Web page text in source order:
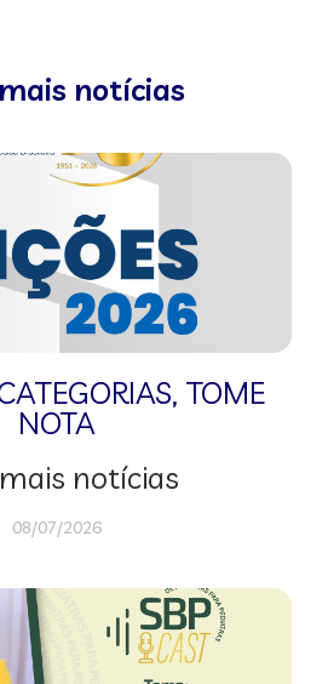
notícias
, TOME
NOTA
notícias
08/07/2026